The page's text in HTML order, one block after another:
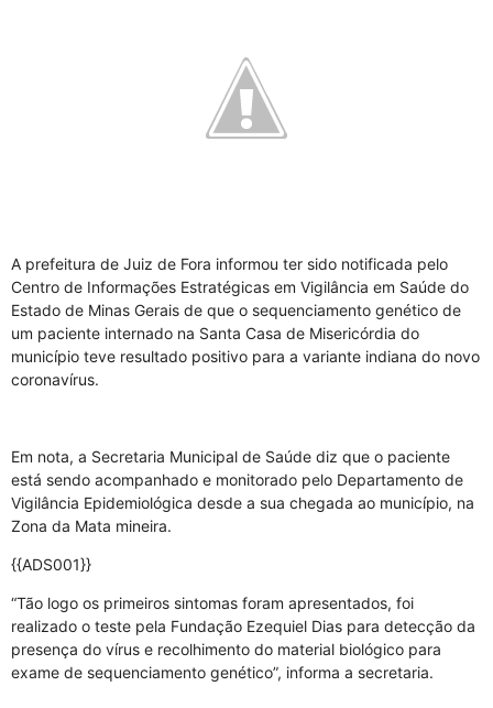
A prefeitura de Juiz de Fora informou ter sido notificada pelo
Centro de Informações Estratégicas em Vigilância em Saúde do
Estado de Minas Gerais de que o sequenciamento genético de
um paciente internado na Santa Casa de Misericórdia do
município teve resultado positivo para a variante indiana do novo
coronavírus.
Em nota, a Secretaria Municipal de Saúde diz que o paciente
está sendo acompanhado e monitorado pelo Departamento de
Vigilância Epidemiológica desde a sua chegada ao município, na
Zona da Mata mineira.
{{ADS001}}
“Tão logo os primeiros sintomas foram apresentados, foi
realizado o teste pela Fundação Ezequiel Dias para detecção da
presença do vírus e recolhimento do material biológico para
exame de sequenciamento genético”, informa a secretaria.